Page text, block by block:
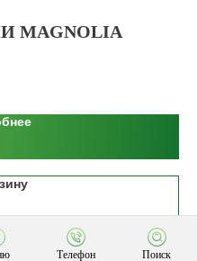
Телефон Поиск